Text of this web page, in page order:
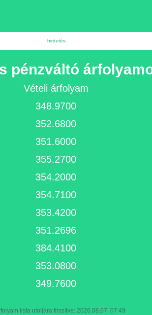
pénzváltó
Vételi árfolyam
348.9700
352.6800
351.6000
355.2700
354.2000
354.7100
353.4200
351.2696
384.4100
353.0800
349.7600
lista utoljára frissítve: 2026.08.07. 07:49